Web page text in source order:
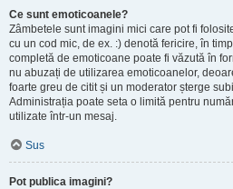
Ce sunt emoticoanele?
Zâmbetele sunt imagini mici care pot fi
cu un cod mic, de ex. :) denotă fericire, în
completă de emoticoane poate fi văzută în
nu abuzați de utilizarea emoticoanelor,
foarte greu de citit și un moderator șterge
Administrația poate seta o limită pentru
utilizate într-un mesaj.
Sus
Pot publica imagini?